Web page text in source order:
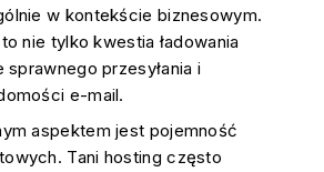
w kontekście biznesowym.
nie tylko kwestia ładowania
przesyłania i
e-mail.
aspektem jest pojemność
Tani hosting często